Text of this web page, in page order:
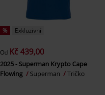
% Exkluzivní
Od Kč 439,00
2025 - Superman Krypto Cape
Flowing
Superman Tričko